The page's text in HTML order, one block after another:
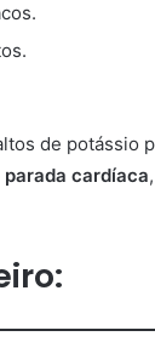
de potássio
cardíaca
: